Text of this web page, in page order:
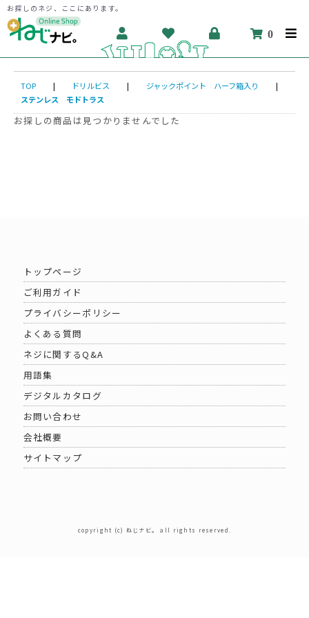
お探しのネジ、ここにあります。
0
TOP | ドリルビス | ジャックポイント ハーフ箱入り
|
ステンレス モドトラス
お探しの商品は見つかりませんでした
トップページ
ご利用ガイド
プライバシーポリシー
よくある質問
ネジに関するQ&A
用語集
デジタルカタログ
お問い合わせ
会社概要
サイトマップ
copyright (c) ねじナビ。 all rights reserved.